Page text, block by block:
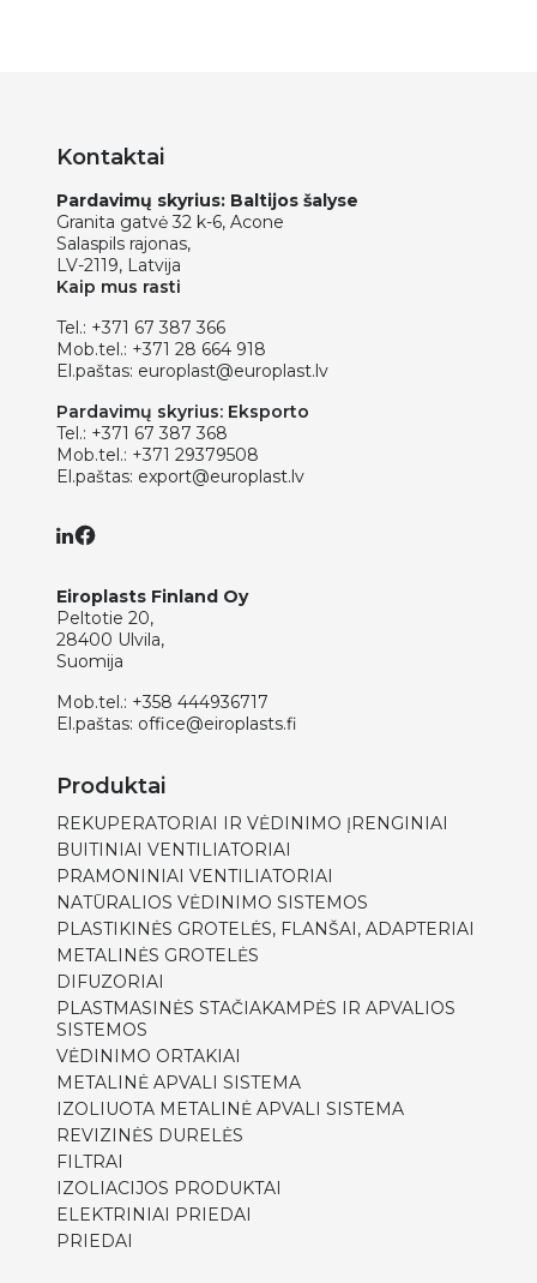
Kontaktai
Pardavimų skyrius: Baltijos šalyse
Granita gatvė 32 k-6, Acone
Salaspils rajonas,
LV-2119, Latvija
Kaip mus rasti
Tel.: +371 67 387 366
Mob.tel.: +371 28 664 918
El.paštas: europlast@europlast.lv
Pardavimų skyrius: Eksporto
Tel.: +371 67 387 368
Mob.tel.: +371 29379508
El.paštas: export@europlast.lv
Eiroplasts Finland Oy
Peltotie 20,
28400 Ulvila,
Suomija
Mob.tel.: +358 444936717
El.paštas: office@eiroplasts.fi
Produktai
REKUPERATORIAI IR VĖDINIMO ĮRENGINIAI
BUITINIAI VENTILIATORIAI
PRAMONINIAI VENTILIATORIAI
NATŪRALIOS VĖDINIMO SISTEMOS
PLASTIKINĖS GROTELĖS, FLANŠAI, ADAPTERIAI
METALINĖS GROTELĖS
DIFUZORIAI
PLASTMASINĖS STAČIAKAMPĖS IR APVALIOS
SISTEMOS
VĖDINIMO ORTAKIAI
METALINĖ APVALI SISTEMA
IZOLIUOTA METALINĖ APVALI SISTEMA
REVIZINĖS DURELĖS
FILTRAI
IZOLIACIJOS PRODUKTAI
ELEKTRINIAI PRIEDAI
PRIEDAI